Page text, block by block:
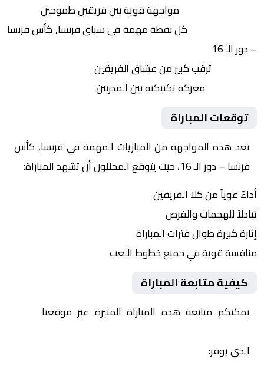
مواجهة قوية بين فريقين طموحين
كل نقطة مهمة في سباق فرنسا, كأس فرنسا
– دور الـ 16
ترقب كبير من عشاق الفريقين
معركة تكتيكية بين المدربين
توقعات المباراة
تعد هذه المواجهة من المباريات المهمة في فرنسا, كأس
فرنسا – دور الـ 16، حيث يتوقع المحللون أن تشهد المباراة:
أداءً قوياً من كلا الفريقين
تبادلاً للهجمات والفرص
إثارة كبيرة طوال فترات المباراة
منافسة قوية في جميع خطوط اللعب
كيفية متابعة المباراة
يمكنكم متابعة هذه المباراة المثيرة عبر موقعنا
الذي يوفر: